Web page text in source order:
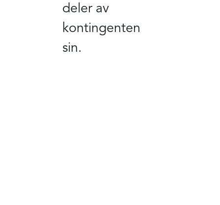
deler av
kontingenten
sin.